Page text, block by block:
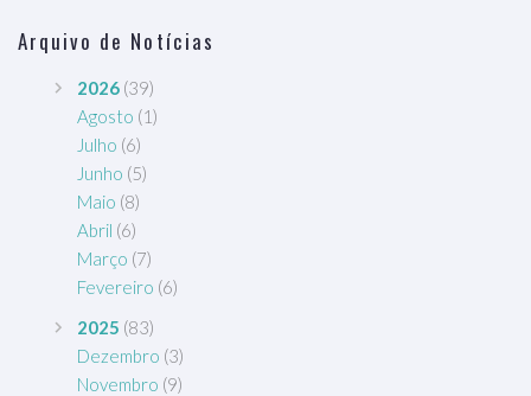
Arquivo de Notícias
2026 (39)
Agosto (1)
Julho (6)
Junho (5)
Maio (8)
Abril (6)
Março (7)
Fevereiro (6)
2025 (83)
Dezembro (3)
Novembro (9)